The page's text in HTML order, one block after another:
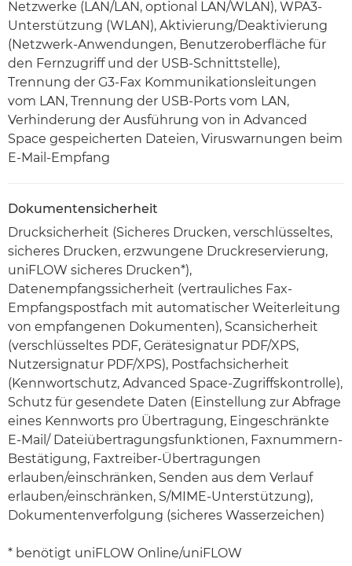
Netzwerke (LAN/LAN, optional LAN/WLAN), WPA3-
Unterstützung (WLAN), Aktivierung/Deaktivierung
(Netzwerk-Anwendungen, Benutzeroberfläche für
den Fernzugriff und der USB-Schnittstelle),
Trennung der G3-Fax Kommunikationsleitungen
vom LAN, Trennung der USB-Ports vom LAN,
Verhinderung der Ausführung von in Advanced
Space gespeicherten Dateien, Viruswarnungen beim
E-Mail-Empfang
Dokumentensicherheit
Drucksicherheit (Sicheres Drucken, verschlüsseltes,
sicheres Drucken, erzwungene Druckreservierung,
uniFLOW sicheres Drucken*),
Datenempfangssicherheit (vertrauliches Fax-
Empfangspostfach mit automatischer Weiterleitung
von empfangenen Dokumenten), Scansicherheit
(verschlüsseltes PDF, Gerätesignatur PDF/XPS,
Nutzersignatur PDF/XPS), Postfachsicherheit
(Kennwortschutz, Advanced Space-Zugriffskontrolle),
Schutz für gesendete Daten (Einstellung zur Abfrage
eines Kennworts pro Übertragung, Eingeschränkte
E-Mail/ Dateiübertragungsfunktionen, Faxnummern-
Bestätigung, Faxtreiber-Übertragungen
erlauben/einschränken, Senden aus dem Verlauf
erlauben/einschränken, S/MIME-Unterstützung),
Dokumentenverfolgung (sicheres Wasserzeichen)
* benötigt uniFLOW Online/uniFLOW